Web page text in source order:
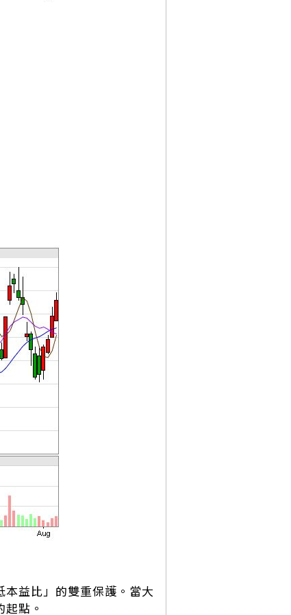
益比」的雙重保護。當大
點。